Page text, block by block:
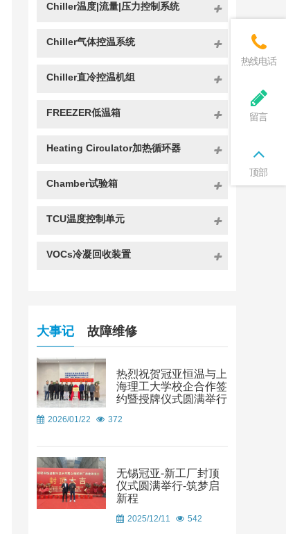
Chiller温度|流量|压力控制系统
Chiller气体控温系统
Chiller直冷控温机组
FREEZER低温箱
Heating Circulator加热循环器
Chamber试验箱
TCU温度控制单元
VOCs冷凝回收装置
大事记 故障维修
热烈祝贺冠亚恒温与上
海理工大学校企合作签
约暨授牌仪式圆满举行
2026/01/22 372
无锡冠亚-新工厂封顶
仪式圆满举行-筑梦启
新程
2025/12/11 542
热线电话
留言
顶部